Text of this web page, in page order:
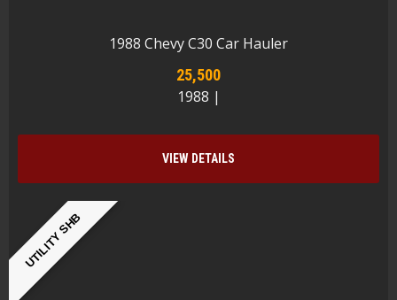
1988 Chevy C30 Car Hauler
25,500
1988 |
VIEW DETAILS
UTILITY SHB